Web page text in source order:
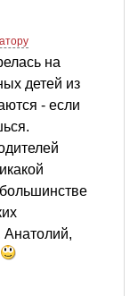
на
детей из
- если
Анатолий,